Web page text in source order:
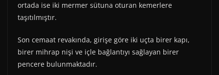
ortada ise iki mermer sütuna oturan kemerlere
taşıtılmıştır.
Son cemaat revakında, girişe göre iki uçta birer kapı,
birer mihrap nişi ve içle bağlantıyı sağlayan birer
pencere bulunmaktadır.